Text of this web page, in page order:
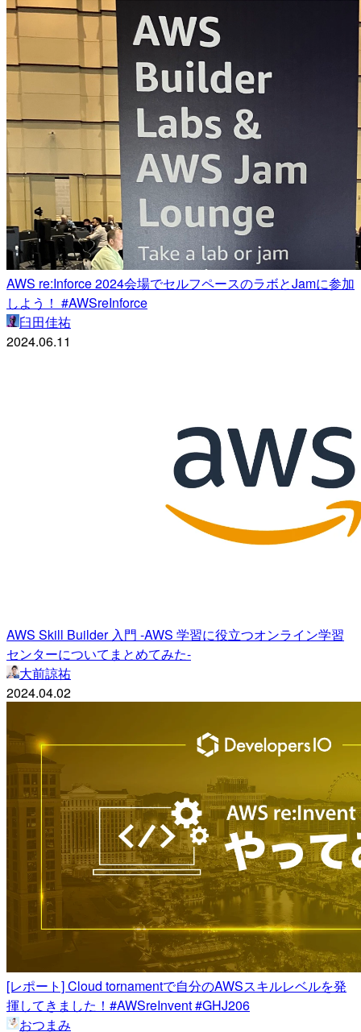
AWS re:Inforce 2024会場でセルフペースのラボとJamに参加
しよう！ #AWSreInforce
臼田佳祐
2024.06.11
AWS Skill Builder 入門 -AWS 学習に役立つオンライン学習
センターについてまとめてみた-
大前諒祐
2024.04.02
[レポート] Cloud tornamentで自分のAWSスキルレベルを発
揮してきました！#AWSreInvent #GHJ206
おつまみ